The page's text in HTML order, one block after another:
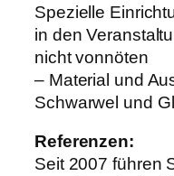
Spezielle
in den
nicht vonnöten
– Material und
Schwarwel und
Referenzen:
Seit 2007 führen